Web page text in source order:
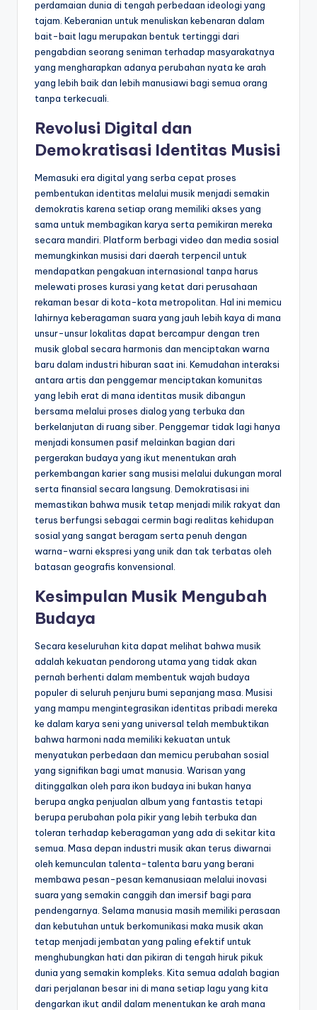
perdamaian dunia di tengah perbedaan ideologi yang
tajam. Keberanian untuk menuliskan kebenaran dalam
bait-bait lagu merupakan bentuk tertinggi dari
pengabdian seorang seniman terhadap masyarakatnya
yang mengharapkan adanya perubahan nyata ke arah
yang lebih baik dan lebih manusiawi bagi semua orang
tanpa terkecuali.
Revolusi Digital dan
Demokratisasi Identitas Musisi
Memasuki era digital yang serba cepat proses
pembentukan identitas melalui musik menjadi semakin
demokratis karena setiap orang memiliki akses yang
sama untuk membagikan karya serta pemikiran mereka
secara mandiri. Platform berbagi video dan media sosial
memungkinkan musisi dari daerah terpencil untuk
mendapatkan pengakuan internasional tanpa harus
melewati proses kurasi yang ketat dari perusahaan
rekaman besar di kota-kota metropolitan. Hal ini memicu
lahirnya keberagaman suara yang jauh lebih kaya di mana
unsur-unsur lokalitas dapat bercampur dengan tren
musik global secara harmonis dan menciptakan warna
baru dalam industri hiburan saat ini. Kemudahan interaksi
antara artis dan penggemar menciptakan komunitas
yang lebih erat di mana identitas musik dibangun
bersama melalui proses dialog yang terbuka dan
berkelanjutan di ruang siber. Penggemar tidak lagi hanya
menjadi konsumen pasif melainkan bagian dari
pergerakan budaya yang ikut menentukan arah
perkembangan karier sang musisi melalui dukungan moral
serta finansial secara langsung. Demokratisasi ini
memastikan bahwa musik tetap menjadi milik rakyat dan
terus berfungsi sebagai cermin bagi realitas kehidupan
sosial yang sangat beragam serta penuh dengan
warna-warni ekspresi yang unik dan tak terbatas oleh
batasan geografis konvensional.
Kesimpulan Musik Mengubah
Budaya
Secara keseluruhan kita dapat melihat bahwa musik
adalah kekuatan pendorong utama yang tidak akan
pernah berhenti dalam membentuk wajah budaya
populer di seluruh penjuru bumi sepanjang masa. Musisi
yang mampu mengintegrasikan identitas pribadi mereka
ke dalam karya seni yang universal telah membuktikan
bahwa harmoni nada memiliki kekuatan untuk
menyatukan perbedaan dan memicu perubahan sosial
yang signifikan bagi umat manusia. Warisan yang
ditinggalkan oleh para ikon budaya ini bukan hanya
berupa angka penjualan album yang fantastis tetapi
berupa perubahan pola pikir yang lebih terbuka dan
toleran terhadap keberagaman yang ada di sekitar kita
semua. Masa depan industri musik akan terus diwarnai
oleh kemunculan talenta-talenta baru yang berani
membawa pesan-pesan kemanusiaan melalui inovasi
suara yang semakin canggih dan imersif bagi para
pendengarnya. Selama manusia masih memiliki perasaan
dan kebutuhan untuk berkomunikasi maka musik akan
tetap menjadi jembatan yang paling efektif untuk
menghubungkan hati dan pikiran di tengah hiruk pikuk
dunia yang semakin kompleks. Kita semua adalah bagian
dari perjalanan besar ini di mana setiap lagu yang kita
dengarkan ikut andil dalam menentukan ke arah mana